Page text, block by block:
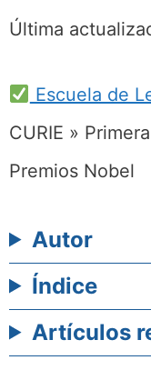
Última
Escuela de
CURIE »
Premios Nobel
Autor
Índice
Artículos